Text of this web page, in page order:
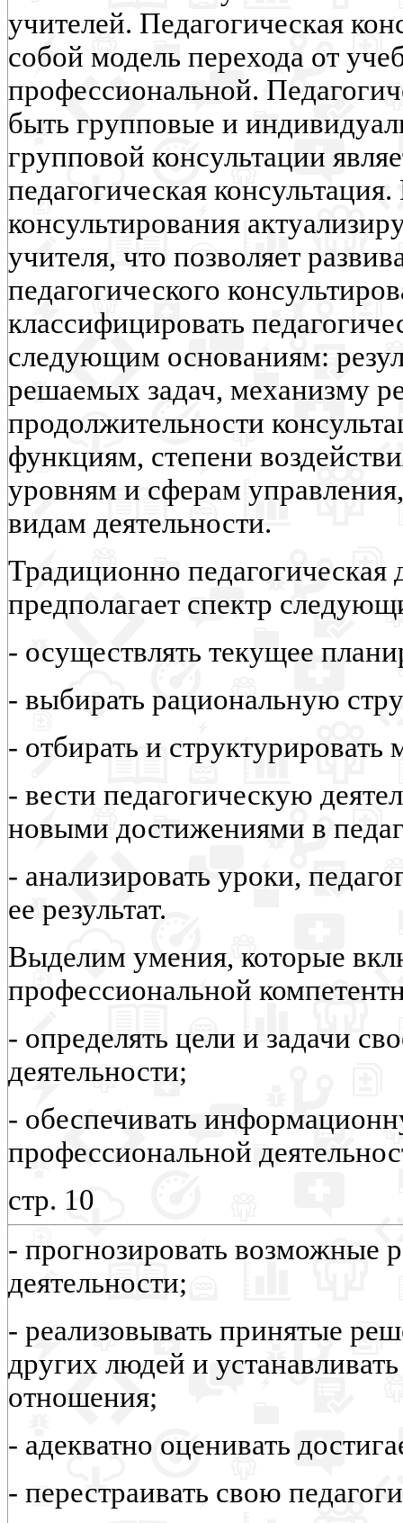
учителей. Педагогическая
собой модель перехода от
профессиональной.
быть групповые и
групповой консультации
педагогическая
консультирования
учителя, что позволяет
педагогического
классифицировать
следующим основаниям:
решаемых задач, механизму
продолжительности
функциям, степени
уровням и сферам
видам деятельности.
Традиционно педагогическая
предполагает спектр
- осуществлять текущее
- выбирать рациональную
- отбирать и структурировать
- вести педагогическую
новыми достижениями в
- анализировать уроки,
ее результат.
Выделим умения, которые
профессиональной
- определять цели и задачи
деятельности;
- обеспечивать
профессиональной
стр. 10
- прогнозировать возможные
деятельности;
- реализовывать принятые
других людей и
отношения;
- адекватно оценивать
- перестраивать свою